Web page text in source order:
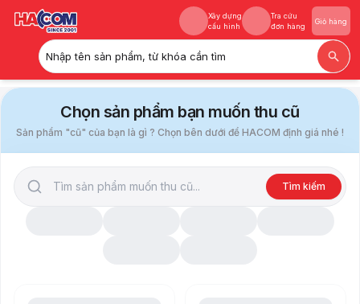
Xây dựng
cấu hình
Tra cứu
đơn hàng
Giỏ hàng
Nhập tên sản phẩm, từ khóa cần tìm
Xây dựng
cấu hình
Tra cứu
đơn hàng
Chọn sản phẩm bạn muốn thu cũ
Sản phẩm "cũ" của bạn là gì ? Chọn bên dưới để HACOM định giá nhé !
Tìm kiếm